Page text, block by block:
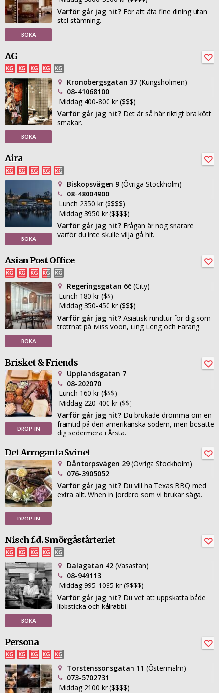
BOKA
Varför går jag hit? För att äta fine dining utan
stel stämning.
AG
BOKA
Kronobergsgatan 37 (Kungsholmen)
08-41068100
Middag 400-800 kr ($$$)
Varför går jag hit? Det är så här riktigt bra kött
smakar.
Aira
BOKA
Biskopsvägen 9 (Övriga Stockholm)
08-48004900
Lunch 2350 kr ($$$$)
Middag 3950 kr ($$$$)
Varför går jag hit? Frågan är nog snarare
varför du inte skulle vilja gå hit.
Asian Post Office
BOKA
Regeringsgatan 66 (City)
Lunch 180 kr ($$)
Middag 350-450 kr ($$$)
Varför går jag hit? Asiatisk rundtur för dig som
tröttnat på Miss Voon, Ling Long och Farang.
Brisket & Friends
DROP-IN
Upplandsgatan 7
08-202070
Lunch 160 kr ($$$)
Middag 220-400 kr ($$)
Varför går jag hit? Du brukade drömma om en
framtid på den amerikanska södern, men bosatte
dig sedermera i Årsta.
Det Arroganta Svinet
DROP-IN
Dåntorpsvägen 29 (Övriga Stockholm)
076-3905052
Varför går jag hit? Du vill ha Texas BBQ med
extra allt. When in Jordbro som vi brukar säga.
Nisch f.d. Smörgåstårteriet
BOKA
Dalagatan 42 (Vasastan)
08-949113
Middag 995-1095 kr ($$$$)
Varför går jag hit? Du vet att uppskatta både
libbsticka och kålrabbi.
Persona
Torstenssonsgatan 11 (Östermalm)
073-5702731
Middag 2100 kr ($$$$)